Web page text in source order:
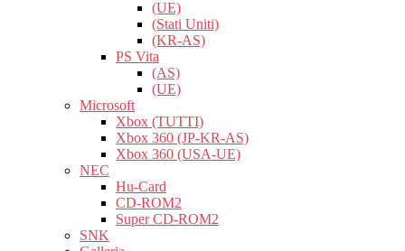
(UE)
(Stati Uniti)
(KR-AS)
PS Vita
(AS)
(UE)
Microsoft
Xbox (TUTTI)
Xbox 360 (JP-KR-AS)
Xbox 360 (USA-UE)
NEC
Hu-Card
CD-ROM2
Super CD-ROM2
SNK